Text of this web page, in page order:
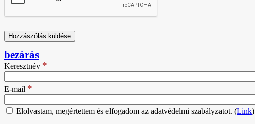
bezárás
Keresztnév *
E-mail *
Elolvastam, megértettem és elfogadom az adatvédelmi szabályzatot. (Link)